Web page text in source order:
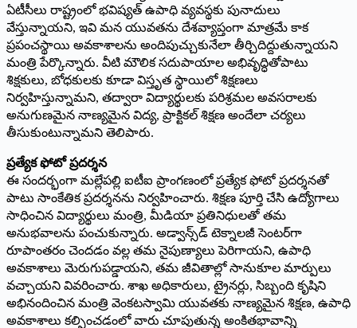
ఏటీసీలు రాష్ట్రంలో భవిష్యత్ ఉపాధి వ్యవస్థకు పునాదులు
వేస్తున్నాయని, ఇవి మన యువతను దేశవ్యాప్తంగా మాత్రమే కాక
ప్రపంచస్థాయి అవకాశాలను అందిపుచ్చుకునేలా తీర్చిదిద్దుతున్నాయని
మంత్రి పేర్కొన్నారు. వీటి మౌలిక సదుపాయాల అభివృద్ధితోపాటు
శిక్షకులు, బోధకులకు కూడా విస్తృత స్థాయిలో శిక్షణలు
నిర్వహిస్తున్నామని, తద్వారా విద్యార్థులకు పరిశ్రమల అవసరాలకు
అనుగుణమైన నాణ్యమైన విద్య, ప్రాక్టికల్ శిక్షణ అందేలా చర్యలు
తీసుకుంటున్నామని తెలిపారు.
ప్రత్యేక ఫోటో ప్రదర్శన
ఈ సందర్భంగా మల్లేపల్లి ఐటీఐ ప్రాంగణంలో ప్రత్యేక ఫోటో ప్రదర్శనతో
పాటు సాంకేతిక ప్రదర్శనను నిర్వహించారు. శిక్షణ పూర్తి చేసి ఉద్యోగాలు
సాధించిన విద్యార్థులు మంత్రి, మీడియా ప్రతినిధులతో తమ
అనుభవాలను పంచుకున్నారు. అడ్వాన్స్‌డ్ టెక్నాలజీ సెంటర్‌గా
రూపాంతరం చెందడం వల్ల తమ నైపుణ్యాలు పెరిగాయని, ఉపాధి
అవకాశాలు మెరుగుపడ్డాయని, తమ జీవితాల్లో సానుకూల మార్పులు
వచ్చాయని వివరించారు. శాఖ అధికారులు, ట్రైనర్లు, సిబ్బంది కృషిని
అభినందించిన మంత్రి వెంకటస్వామి యువతకు నాణ్యమైన శిక్షణ, ఉపాధి
అవకాశాలు కల్పించడంలో వారు చూపుతున్న అంకితభావాన్ని